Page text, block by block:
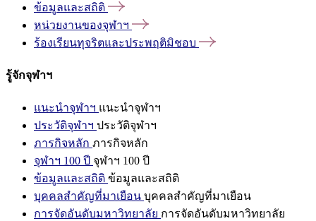
ข้อมูลและสถิติ
หน่วยงานของจุฬาฯ
ร้องเรียนทุจริตและประพฤติมิชอบ
รู้จักจุฬาฯ
แนะนำจุฬาฯ แนะนำจุฬาฯ
ประวัติจุฬาฯ ประวัติจุฬาฯ
ภารกิจหลัก ภารกิจหลัก
จุฬาฯ 100 ปี จุฬาฯ 100 ปี
ข้อมูลและสถิติ ข้อมูลและสถิติ
บุคคลสำคัญที่มาเยือน บุคคลสำคัญที่มาเยือน
การจัดอันดับมหาวิทยาลัย การจัดอันดับมหาวิทยาลัย